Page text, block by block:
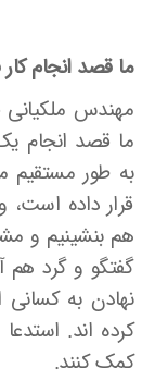
ما قصد انجام
مهندس ملکیانی­
ما قصد انجام
به طور مستقیم
قرار داده
هم بنشینیم و
گفتگو و گرد
کرده ­اند.
کمک کنند.